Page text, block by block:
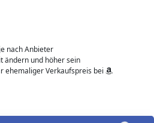
nach Anbieter
ändern und höher sein
ehemaliger Verkaufspreis bei